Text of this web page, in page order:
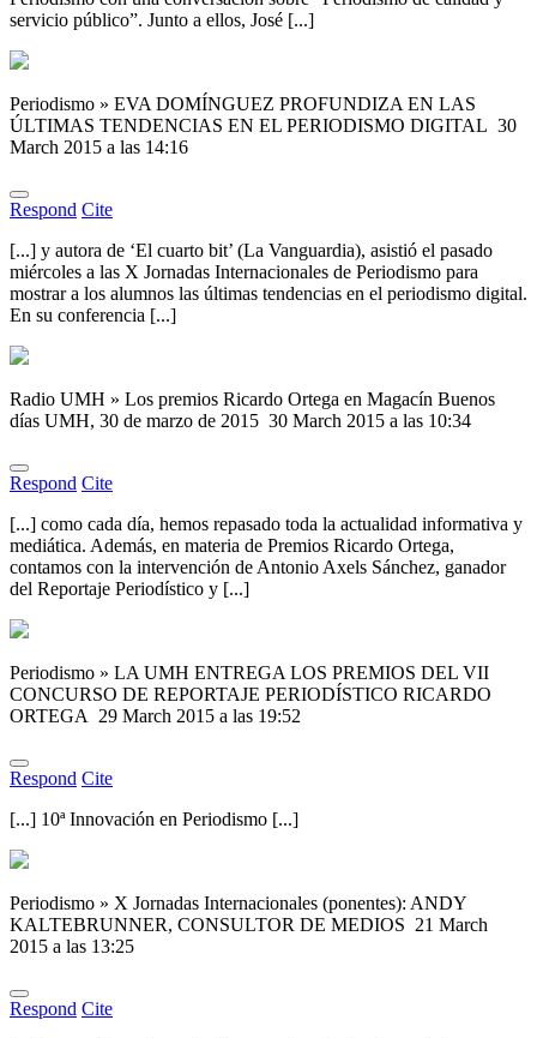
servicio público”. Junto a ellos, José [...]
Periodismo » EVA DOMÍNGUEZ PROFUNDIZA EN LAS
ÚLTIMAS TENDENCIAS EN EL PERIODISMO DIGITAL 30
March 2015 a las 14:16
Respond Cite
[...] y autora de ‘El cuarto bit’ (La Vanguardia), asistió el pasado
miércoles a las X Jornadas Internacionales de Periodismo para
mostrar a los alumnos las últimas tendencias en el periodismo digital.
En su conferencia [...]
Radio UMH » Los premios Ricardo Ortega en Magacín Buenos
días UMH, 30 de marzo de 2015 30 March 2015 a las 10:34
Respond Cite
[...] como cada día, hemos repasado toda la actualidad informativa y
mediática. Además, en materia de Premios Ricardo Ortega,
contamos con la intervención de Antonio Axels Sánchez, ganador
del Reportaje Periodístico y [...]
Periodismo » LA UMH ENTREGA LOS PREMIOS DEL VII
CONCURSO DE REPORTAJE PERIODÍSTICO RICARDO
ORTEGA 29 March 2015 a las 19:52
Respond Cite
[...] 10ª Innovación en Periodismo [...]
Periodismo » X Jornadas Internacionales (ponentes): ANDY
KALTEBRUNNER, CONSULTOR DE MEDIOS 21 March
2015 a las 13:25
Respond Cite